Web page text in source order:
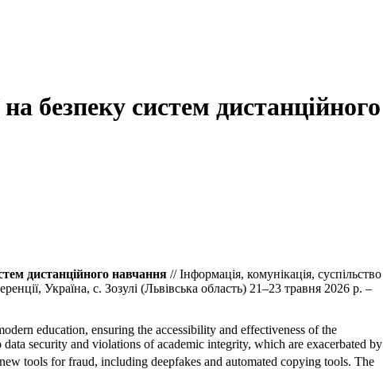
безпеку систем дистанційного
дистанційного навчання // Інформація, комунікація, суспільство
Україна, с. Зозулі (Львівська область) 21–23 травня 2026 р. –
education, ensuring the accessibility and effectiveness of the
security and violations of academic integrity, which are exacerbated by
tools for fraud, including deepfakes and automated copying tools. The